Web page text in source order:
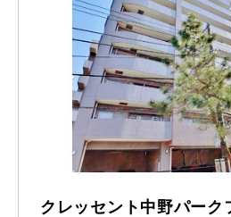
クレッセント中野パーク